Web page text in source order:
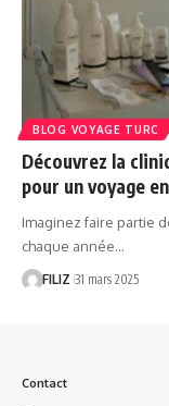
BLOG VOYAGE TURC
Découvrez la
pour un voyage
Imaginez faire partie
chaque année…
FILIZ 31 mars 2025
Contact